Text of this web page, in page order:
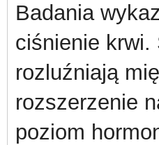
Badania
ciśnienie krwi.
rozluźniają
rozszerzenie
poziom